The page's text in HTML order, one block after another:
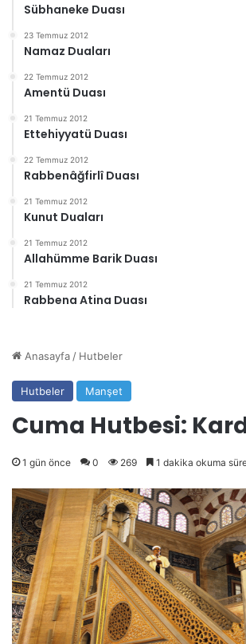
Sübhaneke Duası
23 Temmuz 2012
Namaz Duaları
22 Temmuz 2012
Amentü Duası
21 Temmuz 2012
Ettehiyyatü Duası
22 Temmuz 2012
Rabbenâğfirlî Duası
21 Temmuz 2012
Kunut Duaları
21 Temmuz 2012
Allahümme Barik Duası
21 Temmuz 2012
Rabbena Atina Duası